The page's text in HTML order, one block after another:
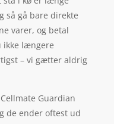
så gå bare direkte
varer, og betal
ikke længere
– vi gætter aldrig
Guardian
de ender oftest ud